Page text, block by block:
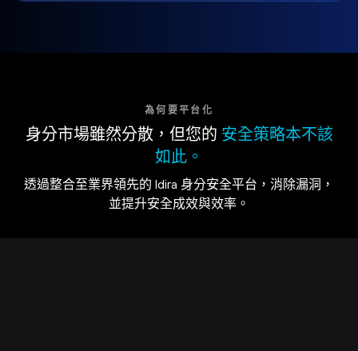
為何要平台化
身分市場雖然分散，但您的 安全策略本不該
如此。
透過整合至業界領先的 Idira 身分安全平台，消除漏洞，
並提升安全成效與效率。